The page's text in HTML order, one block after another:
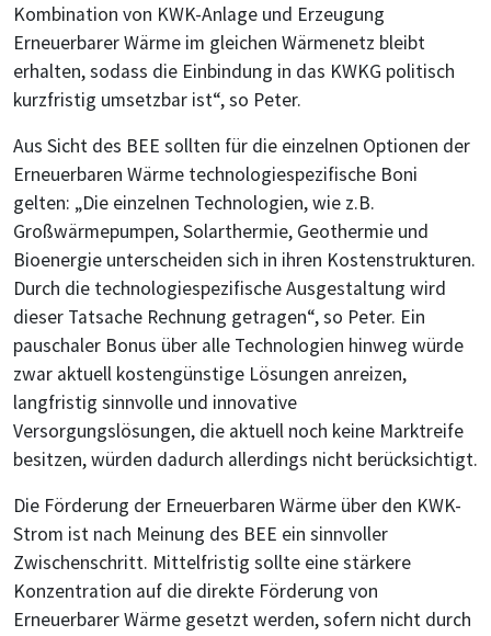
Kombination von KWK-Anlage und Erzeugung
Erneuerbarer Wärme im gleichen Wärmenetz bleibt
erhalten, sodass die Einbindung in das KWKG politisch
kurzfristig umsetzbar ist“, so Peter.
Aus Sicht des BEE sollten für die einzelnen Optionen der
Erneuerbaren Wärme technologiespezifische Boni
gelten: „Die einzelnen Technologien, wie z.B.
Großwärmepumpen, Solarthermie, Geothermie und
Bioenergie unterscheiden sich in ihren Kostenstrukturen.
Durch die technologiespezifische Ausgestaltung wird
dieser Tatsache Rechnung getragen“, so Peter. Ein
pauschaler Bonus über alle Technologien hinweg würde
zwar aktuell kostengünstige Lösungen anreizen,
langfristig sinnvolle und innovative
Versorgungslösungen, die aktuell noch keine Marktreife
besitzen, würden dadurch allerdings nicht berücksichtigt.
Die Förderung der Erneuerbaren Wärme über den KWK-
Strom ist nach Meinung des BEE ein sinnvoller
Zwischenschritt. Mittelfristig sollte eine stärkere
Konzentration auf die direkte Förderung von
Erneuerbarer Wärme gesetzt werden, sofern nicht durch